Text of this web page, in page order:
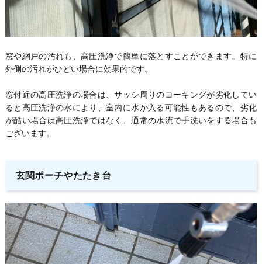
窓や網戸の汚れも、高圧洗浄で簡単に落とすことができます。特に
外側の汚れがひどい場合に効果的です。
窓付近の高圧洗浄の場合は、サッシ周りのコーキングが劣化してい
ると高圧洗浄の水により、室内に水が入る可能性もあるので、劣化
が酷い場合は高圧洗浄ではなく、通常の水流で手洗いをする場合も
ございます。
玄関ポーチやたたき台